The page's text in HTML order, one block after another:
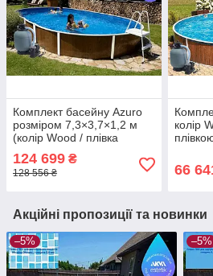
Комплект басейну Azuro
розміром 7,3×3,7×1,2 м
(колір Wood / плівка
Mosaic) — універсальне
рішення для приватного
використання
124 699 ₴
128 556 ₴
колір
66
Акційні пропозиції та новинки
–5% –5%